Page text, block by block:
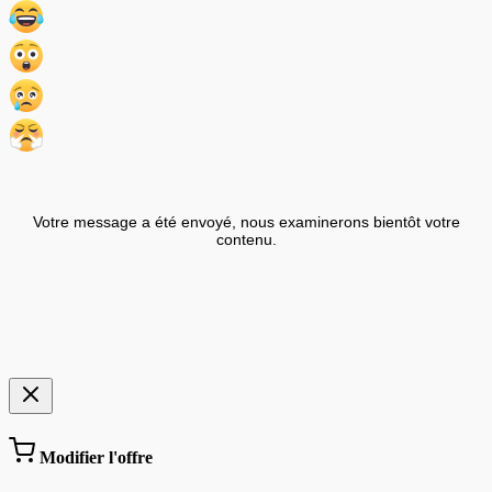
Votre message a été envoyé, nous examinerons bientôt votre
contenu.
Modifier l'offre